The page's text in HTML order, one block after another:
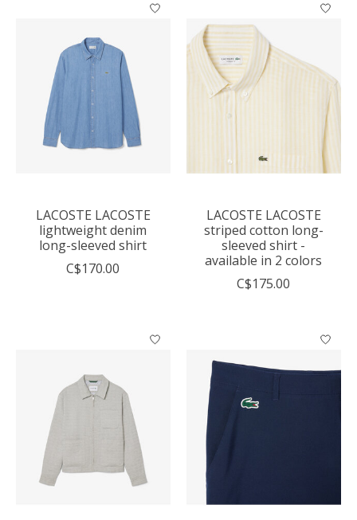
LACOSTE LACOSTE
lightweight denim
long-sleeved shirt
C$170.00
LACOSTE LACOSTE
striped cotton long-
sleeved shirt -
available in 2 colors
C$175.00